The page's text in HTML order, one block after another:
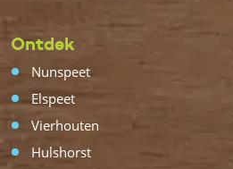
Ontdek
Nunspeet
Elspeet
Vierhouten
Hulshorst